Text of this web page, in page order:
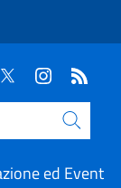
ed Eventi